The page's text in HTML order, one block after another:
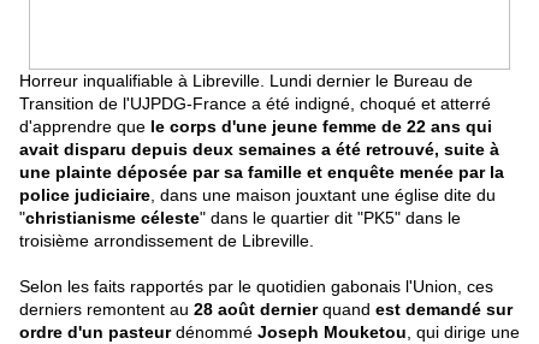
Horreur inqualifiable à Libreville. Lundi dernier le Bureau de
Transition de l'UJPDG-France a été indigné, choqué et atterré
d'apprendre que le corps d'une jeune femme de 22 ans qui
avait disparu depuis deux semaines a été retrouvé, suite à
une plainte déposée par sa famille et enquête menée par la
police judiciaire , dans une maison jouxtant une église dite du
"christianisme céleste" dans le quartier dit "PK5" dans le
troisième arrondissement de Libreville.
Selon les faits rapportés par le quotidien gabonais l'Union, ces
derniers remontent au 28 août dernierquand est demandé sur
ordre d'un pasteurdénommé Joseph Mouketou , qui dirige une